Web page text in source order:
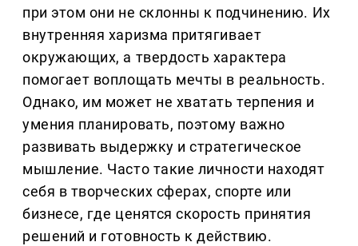
при этом они не склонны к подчинению. Их
внутренняя харизма притягивает
окружающих, а твердость характера
помогает воплощать мечты в реальность.
Однако, им может не хватать терпения и
умения планировать, поэтому важно
развивать выдержку и стратегическое
мышление. Часто такие личности находят
себя в творческих сферах, спорте или
бизнесе, где ценятся скорость принятия
решений и готовность к действию.